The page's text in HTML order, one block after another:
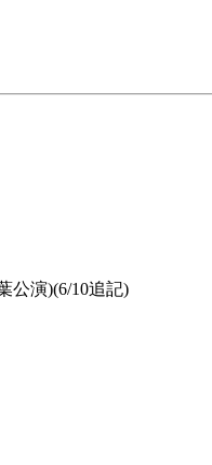
公演)(6/10追記)